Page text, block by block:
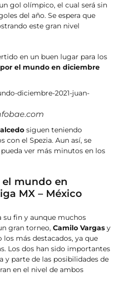
gol olímpico, el cual será sin
del año. Se espera que
este gran nivel
en un buen lugar para los
el mundo en diciembre
siguen teniendo
el Spezia. Aun así, se
ver más minutos en los
mundo en
MX – México
su fin y aunque muchos
gran torneo, Camilo Vargas y
los más destacados, ya que
Los dos han sido importantes
y parte de las posibilidades de
en el nivel de ambos